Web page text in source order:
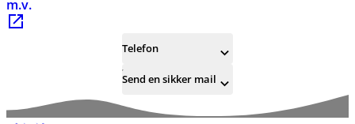
m.v.
Telefon
Send en sikker mail